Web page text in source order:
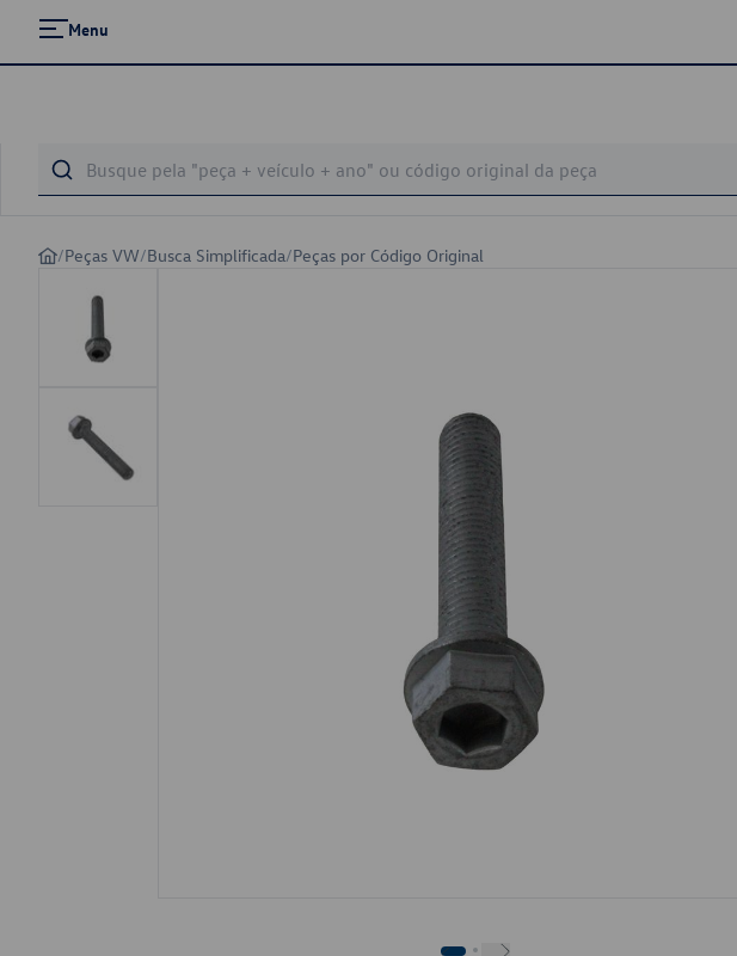
Menu
/Peças VW/Busca Simplificada/Peças por Código Original